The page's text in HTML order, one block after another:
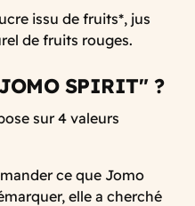
issu de fruits*, jus
de fruits rouges.
SPIRIT" ?
sur 4 valeurs
ce que Jomo
elle a cherché